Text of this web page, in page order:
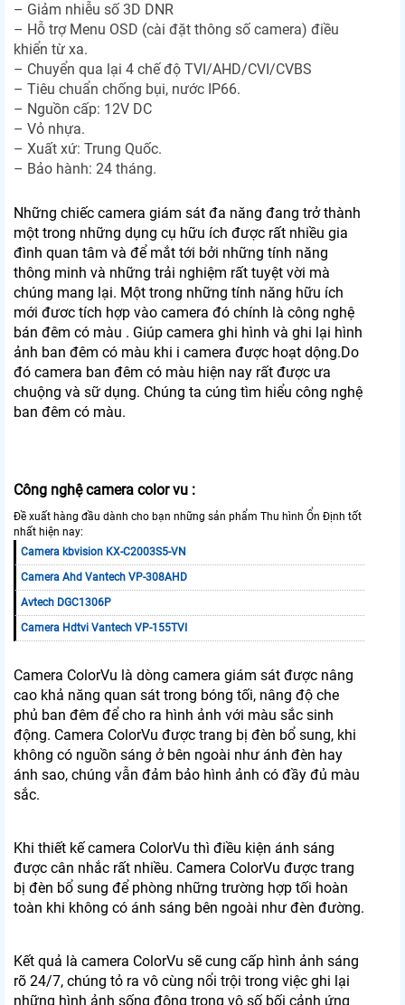
– Giảm nhiễu số 3D DNR
– Hỗ trợ Menu OSD (cài đặt thông số camera) điều
khiển từ xa.
– Chuyển qua lại 4 chế độ TVI/AHD/CVI/CVBS
– Tiêu chuẩn chống bụi, nước IP66.
– Nguồn cấp: 12V DC
– Vỏ nhựa.
– Xuất xứ: Trung Quốc.
– Bảo hành: 24 tháng.
Những chiếc camera giám sát đa năng đang trở thành
một trong những dụng cụ hữu ích được rất nhiều gia
đình quan tâm và để mắt tới bởi những tính năng
thông minh và những trải nghiệm rất tuyệt vời mà
chúng mang lại. Một trong những tính năng hữu ích
mới đươc tích hợp vào camera đó chính là công nghệ
bán đêm có màu . Giúp camera ghi hình và ghi lại hình
ảnh ban đêm có màu khi i camera được hoạt dộng.Do
đó camera ban đêm có màu hiện nay rất được ưa
chuộng và sữ dụng. Chúng ta cúng tìm hiểu công nghệ
ban đêm có màu.
Công nghệ camera color vu :
Đề xuất hàng đầu dành cho bạn những sản phẩm Thu hình Ổn Định tốt
nhất hiện nay:
Camera kbvision KX-C2003S5-VN
Camera Ahd Vantech VP-308AHD
Avtech DGC1306P
Camera Hdtvi Vantech VP-155TVI
Camera ColorVu là dòng camera giám sát được nâng
cao khả năng quan sát trong bóng tối, nâng độ che
phủ ban đêm để cho ra hình ảnh với màu sắc sinh
động. Camera ColorVu được trang bị đèn bổ sung, khi
không có nguồn sáng ở bên ngoài như ánh đèn hay
ánh sao, chúng vẫn đảm bảo hình ảnh có đầy đủ màu
sắc.
Khi thiết kế camera ColorVu thì điều kiện ánh sáng
được cân nhắc rất nhiều. Camera ColorVu được trang
bị đèn bổ sung để phòng những trường hợp tối hoàn
toàn khi không có ánh sáng bên ngoài như đèn đường.
Kết quả là camera ColorVu sẽ cung cấp hình ảnh sáng
rõ 24/7, chúng tỏ ra vô cùng nổi trội trong việc ghi lại
những hình ảnh sống động trong vô số bối cảnh ứng